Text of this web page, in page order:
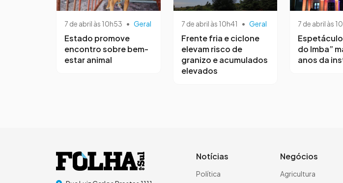
7 de abril às 10h53 • Geral
Estado promove
encontro sobre bem-
estar animal
7 de abril às 10h41 • Geral
Frente fria e ciclone
elevam risco de
granizo e acumulados
elevados
7 de abril às
do Imba”
anos da
Notícias
Política
Negócios
Agricultura